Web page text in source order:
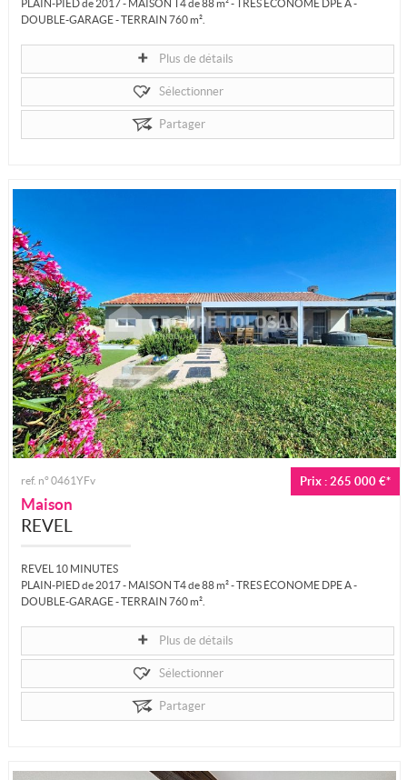
PLAIN-PIED de 2017 - MAISON T4 de 88 m² - TRES ÉCONOME DPE A -
DOUBLE-GARAGE - TERRAIN 760 m².
Plus de détails
Sélectionner
Partager
Prix : 265 000 €*
ref. n° 0461YFv
Maison
REVEL
REVEL 10 MINUTES
PLAIN-PIED de 2017 - MAISON T4 de 88 m² - TRES ÉCONOME DPE A -
DOUBLE-GARAGE - TERRAIN 760 m².
Plus de détails
Sélectionner
Partager